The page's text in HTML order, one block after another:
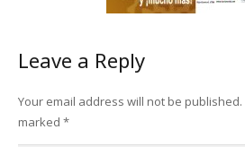
Leave a Reply
Your email address will not be published.
marked *